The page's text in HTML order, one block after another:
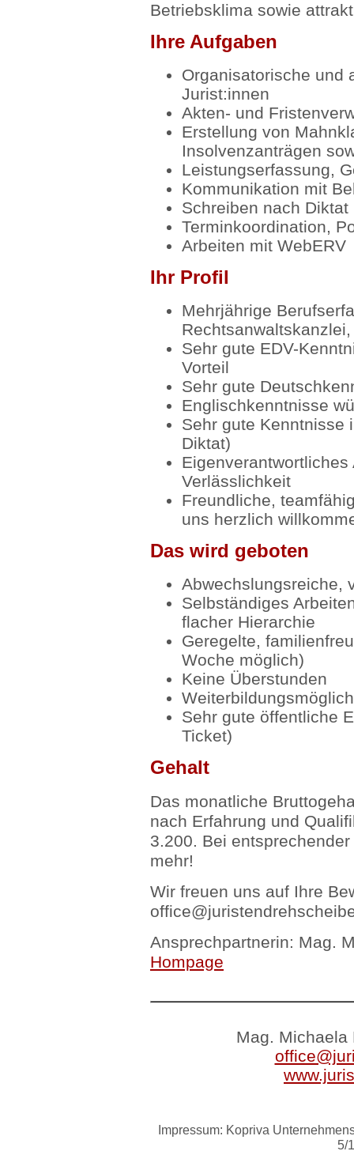
Betriebsklima sowie
Ihre Aufgaben
Organisatorische und
Jurist:innen
Akten- und
Erstellung von
Insolvenzanträgen
Leistungserfassung,
Kommunikation mit
Schreiben nach Diktat
Terminkoordination,
Arbeiten mit WebERV
Ihr Profil
Mehrjährige
Sehr gute EDV-
Vorteil
Sehr gute
Englischkenntnisse
Sehr gute Kenntnisse
Diktat)
Verlässlichkeit
Freundliche,
uns herzlich
Das wird geboten
Abwechslungsreiche,
Selbständiges
flacher Hierarchie
Geregelte,
Woche möglich)
Keine Überstunden
Sehr gute öffentliche
Ticket)
Gehalt
Das monatliche
nach Erfahrung und
3.200. Bei
mehr!
Wir freuen uns auf Ihre
Ansprechpartnerin: Mag.
Hompage
Mag. Michaela
Impressum: Kopriva
5/